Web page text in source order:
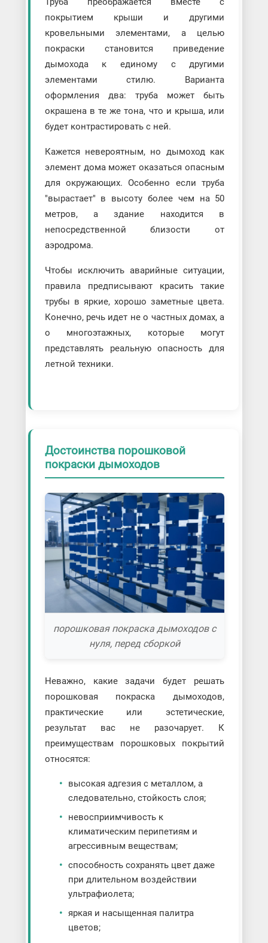
покрытием крыши и другими
кровельными элементами, а целью
покраски становится приведение
дымохода к единому с другими
элементами стилю. Варианта
оформления два: труба может быть
окрашена в те же тона, что и крыша, или
будет контрастировать с ней.
Кажется невероятным, но дымоход как
элемент дома может оказаться опасным
для окружающих. Особенно если труба
"вырастает" в высоту более чем на 50
метров, а здание находится в
непосредственной близости от
аэродрома.
Чтобы исключить аварийные ситуации,
правила предписывают красить такие
трубы в яркие, хорошо заметные цвета.
Конечно, речь идет не о частных домах, а
о многоэтажных, которые могут
представлять реальную опасность для
летной техники.
Достоинства порошковой
покраски дымоходов
порошковая покраска дымоходов с
нуля, перед сборкой
Неважно, какие задачи будет решать
порошковая покраска дымоходов,
практические или эстетические,
результат вас не разочарует. К
преимуществам порошковых покрытий
относятся:
высокая адгезия с металлом, а
следовательно, стойкость слоя;
невосприимчивость к
климатическим перипетиям и
агрессивным веществам;
способность сохранять цвет даже
при длительном воздействии
ультрафиолета;
яркая и насыщенная палитра
цветов;